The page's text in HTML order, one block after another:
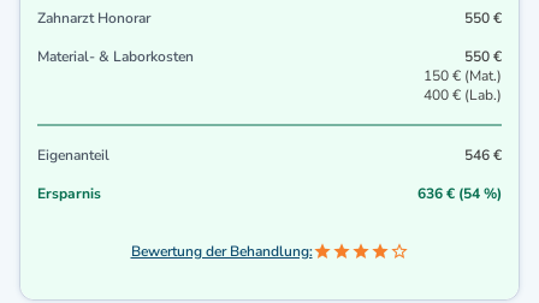
Zahnarzt Honorar
550 €
Material- & Laborkosten
550 €
150 € (Mat.)
400 € (Lab.)
Eigenanteil
546 €
Ersparnis
636 € (54 %)
Bewertung der Behandlung: